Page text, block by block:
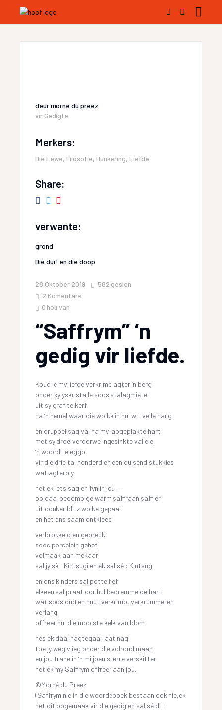
deurmorne du preez
vir Gedigte
Merkers:
Die Lewe, Filosofie, Hunkering, Liefde
Share:
verwante:
grond
Die duif en die doop
28 Oktober 2019 582 gesien
2 Komentare
0 hou van
“Saffrym” ‘n
gedig vir liefde.
Koud lê my liefde verkrimp agter ‘n berg
onder sy yskristalle soos stalagmiete
uit sy graf te kerf,
na ‘n hemel waar die wolke in hul wit velle hang
en druppel sag val na my lapgeplakte hart
met sy droë verdorwe ingesinkte valleie,
‘n woord te eggo
vir die drie tal honderd en een duisend stukkies
wat agterbly
het ek iets sag en fyn in jou …
op daai bedompige warm saffraan saffier
uit donker blitz wolke gepaai
en het ons saam ontkleed
verbrokkeld en gebreuk
soos porselein gehef
volmaak aan mekaar
sal jy sê : Kintsugi en ek sal sê : Kintsugi
en ons kinders sal potte hef
elkeen sal praat oor hul bedremmelde hart
wat soos oud en nuut verkrimp, verkrummel en
verlang
offreer hul die mooiste kelk van blom
nes ek daai nagtegaal laat nag
toe jy weg vlieg onder die volrond maan
en jou trane in ‘n miljoen sterre verskitter
het ek my Saffrym offreer aan jou.
©Morné du Preez
(Saffrym nie in die woordeboek bestaan ook nie,ek
het dit opgemaak vir die gedig en sal sê dit